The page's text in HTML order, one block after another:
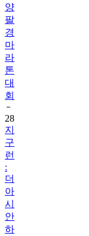
양
팔
경
마
라
톤
대
회
28
지
구
런
:
더
아
시
안
하